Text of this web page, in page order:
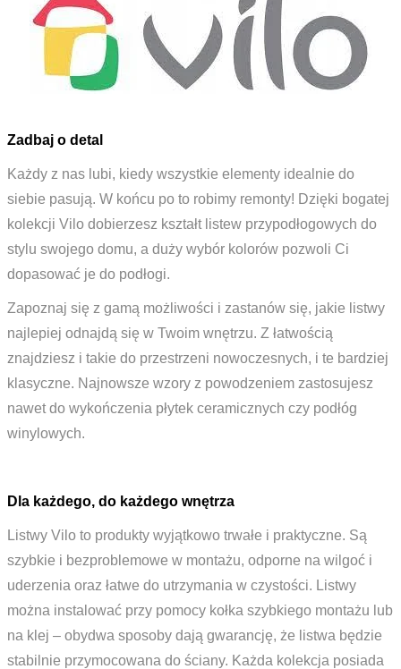
Zadbaj o detal
Każdy z nas lubi, kiedy wszystkie elementy idealnie do
siebie pasują. W końcu po to robimy remonty! Dzięki bogatej
kolekcji Vilo dobierzesz kształt listew przypodłogowych do
stylu swojego domu, a duży wybór kolorów pozwoli Ci
dopasować je do podłogi.
Zapoznaj się z gamą możliwości i zastanów się, jakie listwy
najlepiej odnajdą się w Twoim wnętrzu. Z łatwością
znajdziesz i takie do przestrzeni nowoczesnych, i te bardziej
klasyczne. Najnowsze wzory z powodzeniem zastosujesz
nawet do wykończenia płytek ceramicznych czy podłóg
winylowych.
Dla każdego, do każdego wnętrza
Listwy Vilo to produkty wyjątkowo trwałe i praktyczne. Są
szybkie i bezproblemowe w montażu, odporne na wilgoć i
uderzenia oraz łatwe do utrzymania w czystości. Listwy
można instalować przy pomocy kołka szybkiego montażu lub
na klej – obydwa sposoby dają gwarancję, że listwa będzie
stabilnie przymocowana do ściany. Każda kolekcja posiada